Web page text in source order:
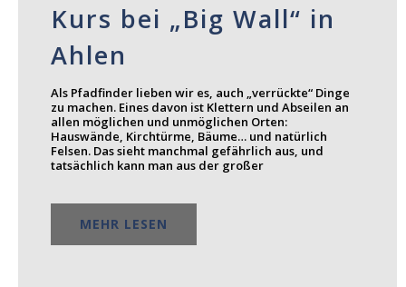
Kurs bei „Big Wall“ in
Ahlen
Als Pfadfinder lieben wir es, auch „verrückte“ Dinge
zu machen. Eines davon ist Klettern und Abseilen an
allen möglichen und unmöglichen Orten:
Hauswände, Kirchtürme, Bäume… und natürlich
Felsen. Das sieht manchmal gefährlich aus, und
tatsächlich kann man aus der großer
MEHR LESEN